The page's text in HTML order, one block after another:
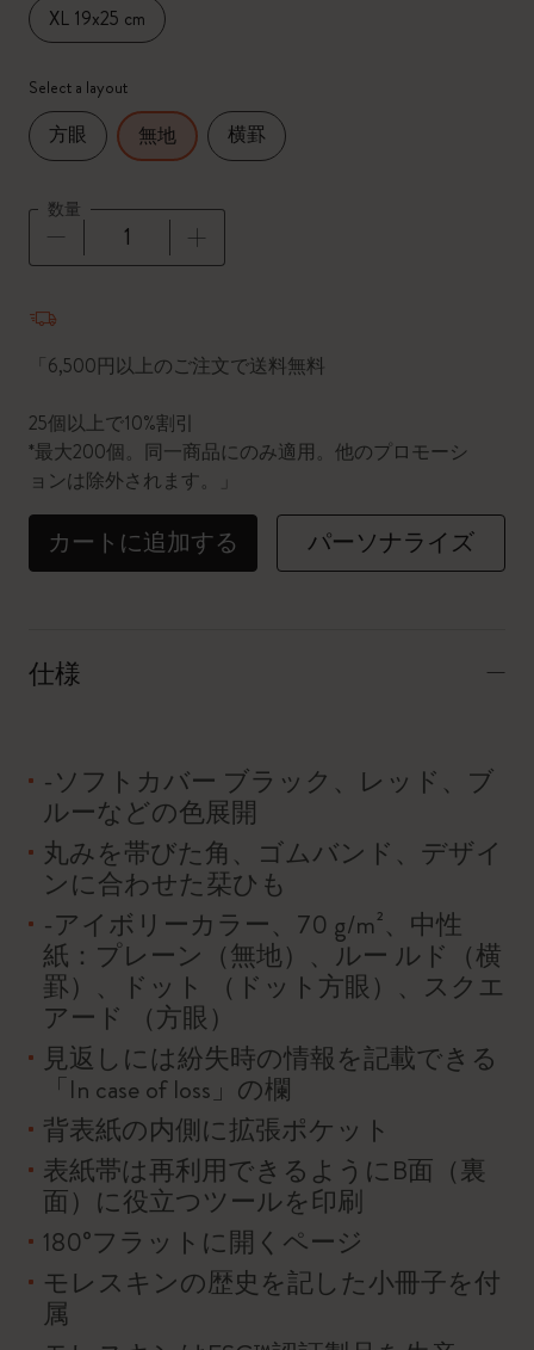
XL 19x25 cm
Select a layout
方眼 無地 横罫
数量
「6,500円以上のご注文で送料無料
25個以上で10%割引
*最大200個。同一商品にのみ適用。他のプロモーシ
ョンは除外されます。」
カートに追加する パーソナライズ
仕様
-ソフトカバー ブラック、レッド、ブ
ルーなどの色展開
丸みを帯びた角、ゴムバンド、デザイ
ンに合わせた栞ひも
-アイボリーカラー、70 g/m²、中性
紙：プレーン（無地）、ルー ルド（横
罫）、ドット （ドット方眼）、スクエ
アード （方眼）
見返しには紛失時の情報を記載できる
「In case of loss」の欄
背表紙の内側に拡張ポケット
表紙帯は再利用できるようにB面（裏
面）に役立つツールを印刷
180°フラットに開くページ
モレスキンの歴史を記した小冊子を付
属